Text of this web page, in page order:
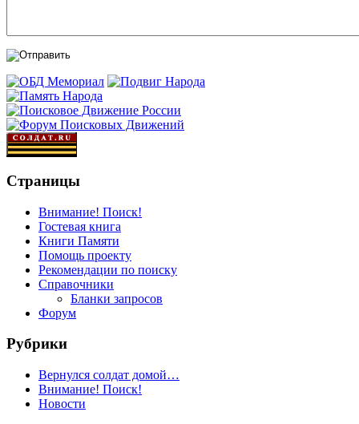
Страницы
Внимание! Поиск!
Гостевая книга
Книги Памяти
Помощь проекту
Рекомендации по поиску
Справочники
Бланки запросов
Форум
Рубрики
Вернулся солдат домой…
Внимание! Поиск!
Новости